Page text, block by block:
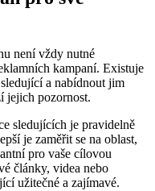
není vždy nutné
kampaní. Existuje
a nabídnout jim
jejich pozornost.
sledujících je pravidelně
je zaměřit se na oblast,
pro vaše cílovou
články, videa nebo
užitečné a zajímavé.